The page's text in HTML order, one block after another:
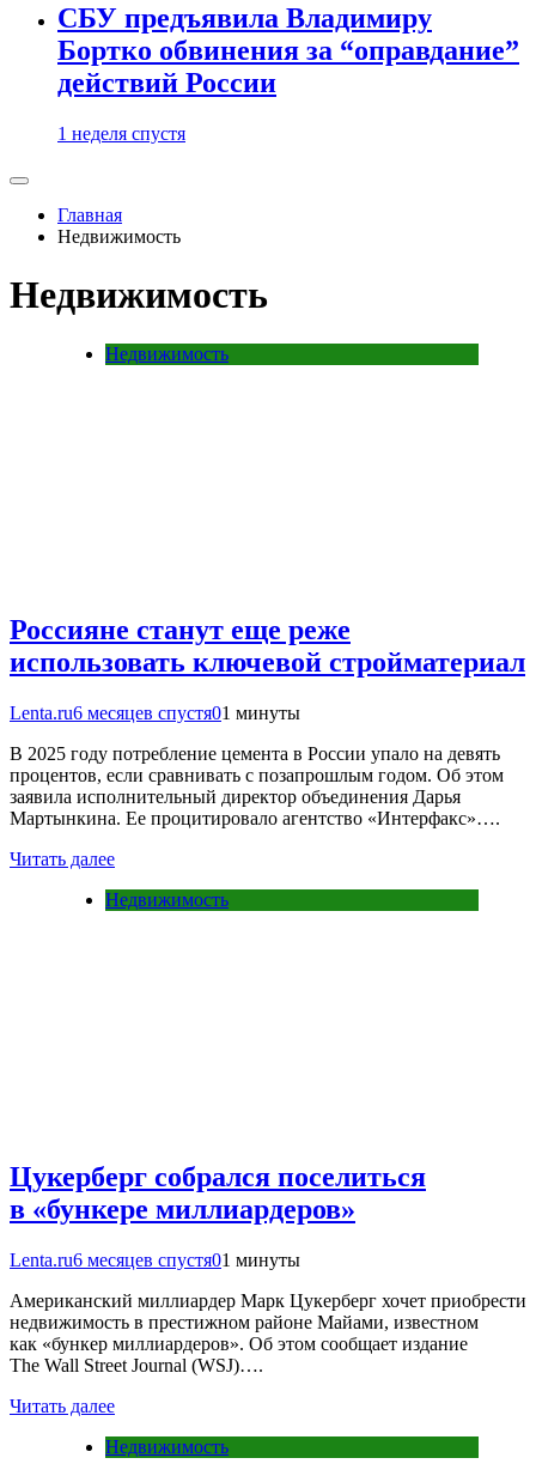
СБУ предъявила Владимиру
Бортко обвинения за “оправдание”
действий России
1 неделя спустя
Главная
Недвижимость
Недвижимость
Недвижимость
Россияне станут еще реже
использовать ключевой стройматериал
Lenta.ru6 месяцев спустя01 минуты
В 2025 году потребление цемента в России упало на девять
процентов, если сравнивать с позапрошлым годом. Об этом
заявила исполнительный директор объединения Дарья
Мартынкина. Ее процитировало агентство «Интерфакс»….
Читать далее
Недвижимость
Цукерберг собрался поселиться
в «бункере миллиардеров»
Lenta.ru6 месяцев спустя01 минуты
Американский миллиардер Марк Цукерберг хочет приобрести
недвижимость в престижном районе Майами, известном
как «бункер миллиардеров». Об этом сообщает издание
The Wall Street Journal (WSJ)….
Читать далее
Недвижимость